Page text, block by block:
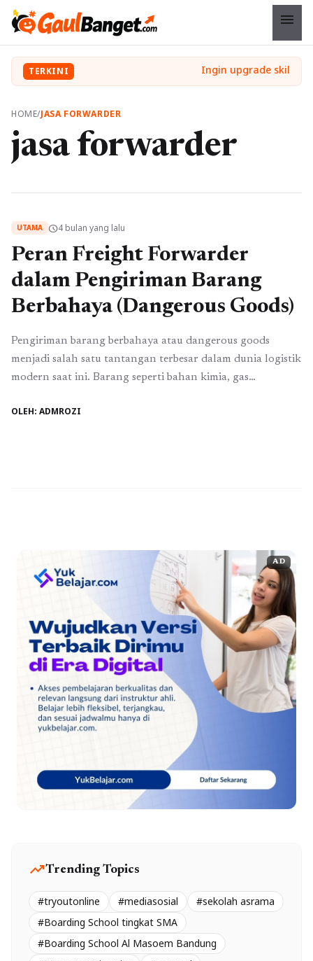
menu
TERKINI
HOME/JASA FORWARDER
jasa forwarder
UTAMA schedule4 bulan yang lalu
Peran Freight Forwarder
dalam Pengiriman Barang
Berbahaya (Dangerous Goods)
Pengiriman barang berbahaya atau dangerous goods
menjadi salah satu tantangan terbesar dalam dunia logistik
modern saat ini. Barang seperti bahan kimia, gas
membutuhkan penanganan khusus agar tidak
OLEH: ADMROZI
AD
trending_upTrending Topics
#tryoutonline #mediasosial
#sekolah asrama
#Boarding School tingkat SMA
#Boarding School Al Masoem Bandung